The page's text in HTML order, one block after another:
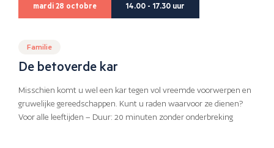
mardi 28 octobre 14.00 - 17.30 uur
Familie
De betoverde kar
Misschien komt u wel een kar tegen vol vreemde voorwerpen en
gruwelijke gereedschappen. Kunt u raden waarvoor ze dienen?
Voor alle leeftijden – Duur: 20 minuten zonder onderbreking